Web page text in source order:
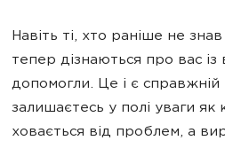
Навіть ті, хто раніше не
тепер дізнаються про вас із
допомогли. Це і є
залишаєтесь у полі уваги як
ховається від проблем, а